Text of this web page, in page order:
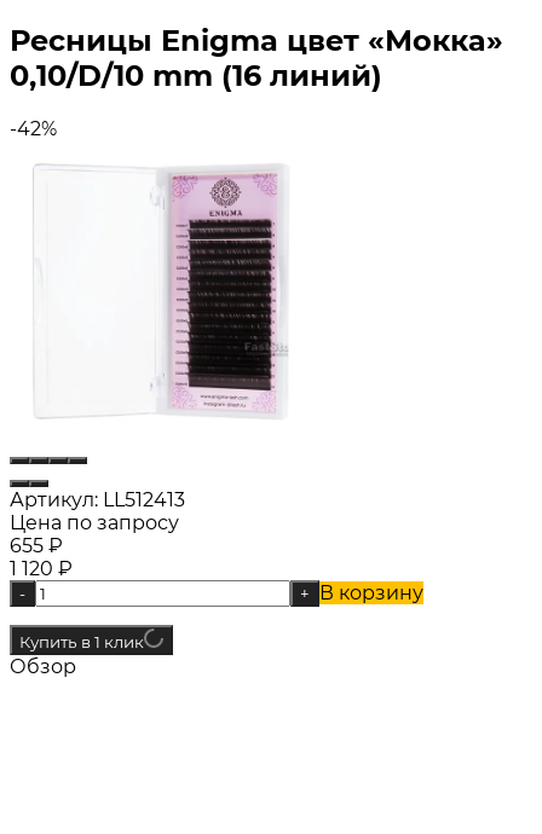
Ресницы Enigma цвет «Мокка»
0,10/D/10 mm (16 линий)
-42%
Артикул: LL512413
Цена по запросу
655 ₽
1 120 ₽
- + В корзину
Купить в 1 клик
Обзор